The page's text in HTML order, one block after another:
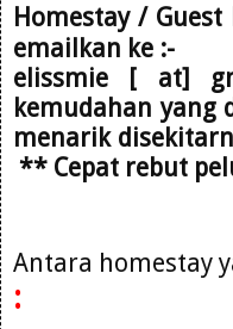
Homestay /
emailkan ke :-
elissmie [ at]
kemudahan yang
menarik
** Cepat rebut
Antara homestay
: